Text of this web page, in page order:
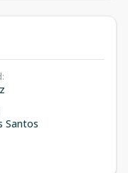
:
Santos